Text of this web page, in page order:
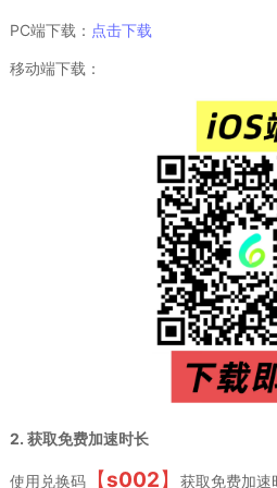
PC端下载： 点击下载
移动端下载：
2. 获取免费加速时长
使用兑换码 【s002】 获取免费加速